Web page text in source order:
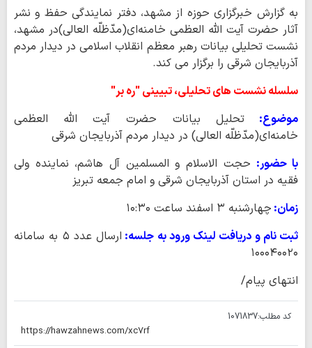
به گزارش خبرگزاری حوزه از مشهد، دفتر نمایندگی حفظ و نشر
آثار حضرت آیت‌ الله‌ العظمی خامنه‌ای(مدّظلّه العالی)در مشهد،
نشست تحلیلی بیانات رهبر معظم انقلاب اسلامی در دیدار مردم
آذربایجان شرقی را برگزار می کند.
سلسله نشست های تحلیلی، تبیینی "ره بر"
موضوع: تحلیل بیانات حضرت‌ آیت‌ الله‌ العظمی‌
خامنه‌ای(مدّظلّه العالی) در دیدار مردم آذربایجان شرقی
با حضور: حجت الاسلام و المسلمین آل هاشم، نماینده ولی
فقیه در استان آذربایجان شرقی و امام جمعه تبریز
زمان: چهارشنبه ۳ اسفند ساعت ۱۰:۳۰
ثبت نام و دریافت لینک ورود به جلسه:
ارسال عدد ۵ به سامانه
۱۰۰۰۴۰۰۲۰
انتهای پیام/
کد مطلب:1071837